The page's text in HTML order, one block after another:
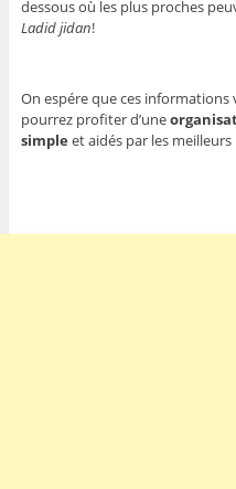
dessous où les plus proches
Ladid jidan!
On espére que ces
pourrez profiter d’une
simple et aidés par les